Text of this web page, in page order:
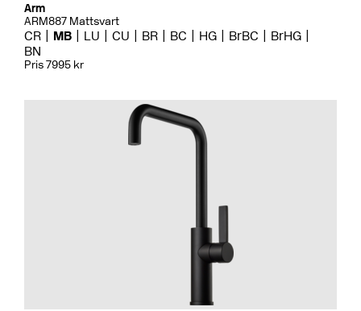
Arm
ARM887 Mattsvart
CR MB LU CU BR BC HG BrBC
BrHG
BN
Pris 7995 kr